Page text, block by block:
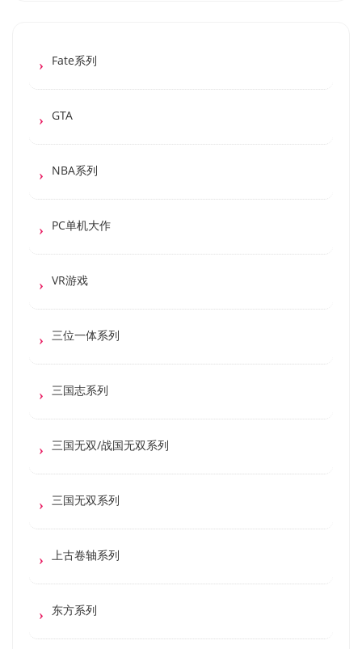
Fate系列
GTA
NBA系列
PC单机大作
VR游戏
三位一体系列
三国志系列
三国无双/战国无双系列
三国无双系列
上古卷轴系列
东方系列